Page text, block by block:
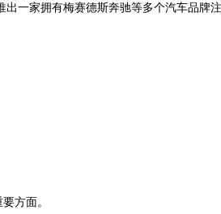
一家拥有梅赛德斯奔驰等多个汽车品牌
方面。